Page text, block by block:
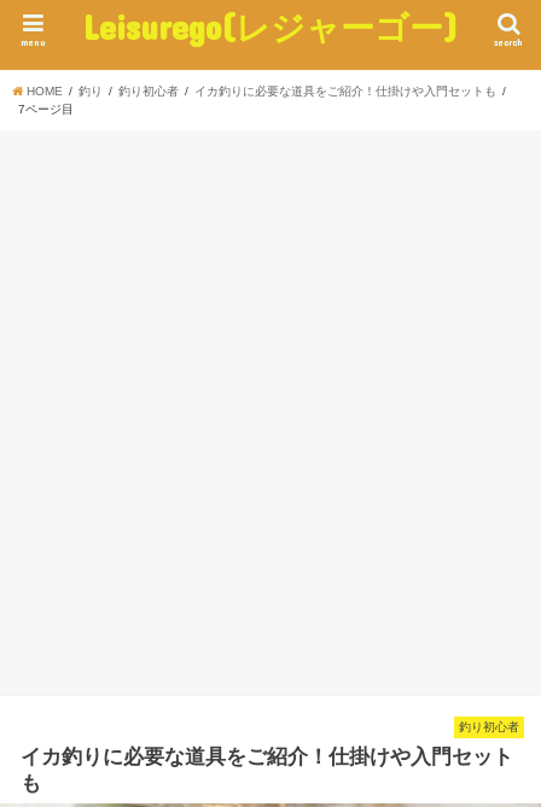
Leisurego(レジャーゴー) search
menu
HOME 釣り 釣り初心者
イカ釣りに必要な道具をご紹介！仕掛けや入門セットも
7ページ目
釣り初心者
イカ釣りに必要な道具をご紹介！仕掛けや入門セット
も